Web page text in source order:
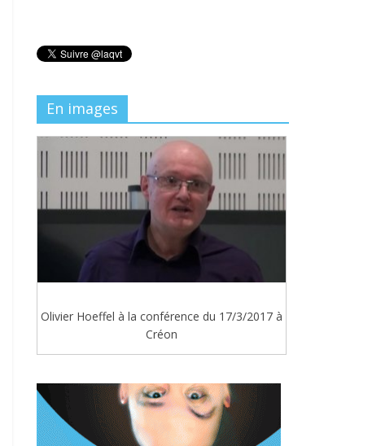
En images
Olivier Hoeffel à la conférence du 17/3/2017 à
Créon